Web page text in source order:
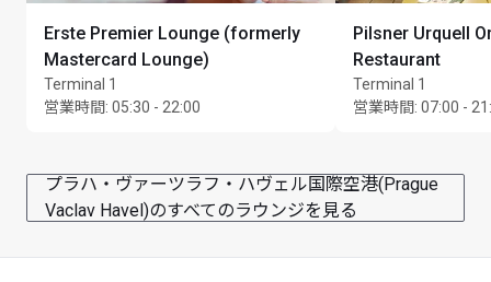
Erste Premier Lounge (formerly
Mastercard Lounge)
Terminal 1
営業時間: 05:30 - 22:00
Pilsner Urquell
Restaurant
Terminal 1
営業時間: 07:00 -
プラハ・ヴァーツラフ・ハヴェル国際空港(Prague
Vaclav Havel)のすべてのラウンジを見る